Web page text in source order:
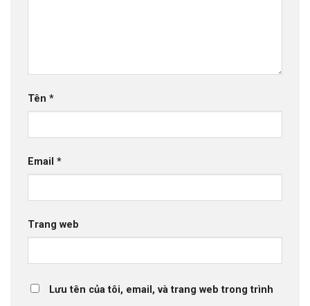
Tên *
Email *
Trang web
Lưu tên của tôi, email, và trang web trong trình